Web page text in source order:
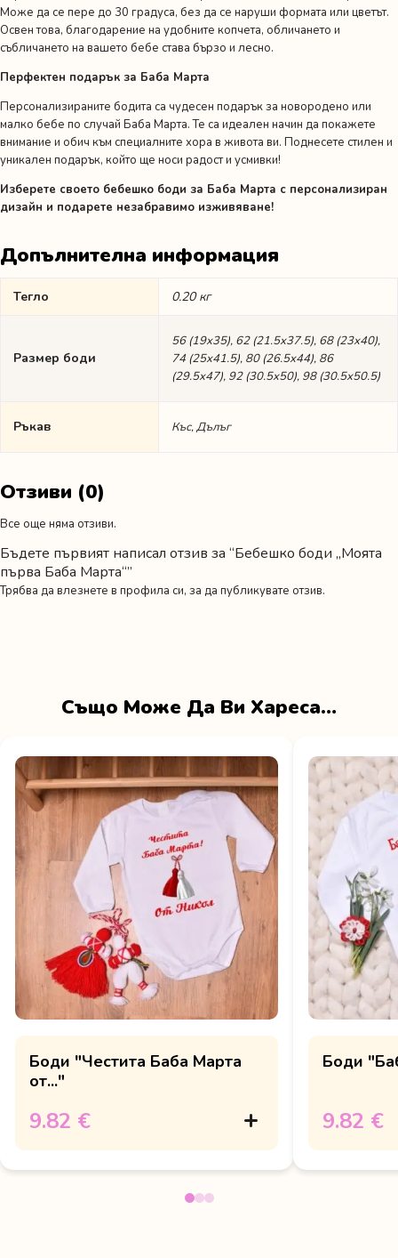
Може да се пере до 30 градуса, без да се наруши формата или цветът.
Освен това, благодарение на удобните копчета, обличането и
събличането на вашето бебе става бързо и лесно.
Перфектен подарък за Баба Марта
Персонализираните бодита са чудесен подарък за новородено или
малко бебе по случай Баба Марта. Те са идеален начин да покажете
внимание и обич към специалните хора в живота ви. Поднесете стилен и
уникален подарък, който ще носи радост и усмивки!
Изберете своето бебешко боди за Баба Марта с персонализиран
дизайн и подарете незабравимо изживяване!
Допълнителна информация
Тегло 0.20 кг
Размер боди
56 (19х35), 62 (21.5х37.5), 68 (23х40),
74 (25х41.5), 80 (26.5х44), 86
(29.5х47), 92 (30.5х50), 98 (30.5х50.5)
Ръкав Къс, Дълъг
Отзиви (0)
Все още няма отзиви.
Бъдете първият написал отзив за “Бебешко боди „Моята
първа Баба Марта“”
Трябва да влезнете в профила си, за да публикувате отзив.
Също Може Да Ви Хареса…
Боди "Честита Баба Марта
от..."
9.82 €
Боди
9.82 €